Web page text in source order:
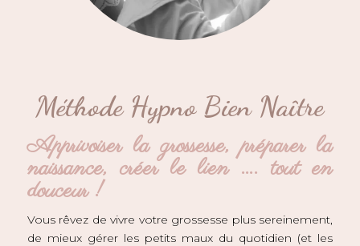
Méthode Hypno Bien Naître
Apprivoiser la grossesse, préparer la
naissance, créer le lien …. tout en
douceur !
Vous rêvez de vivre votre grossesse plus sereinement,
de mieux gérer les petits maux du quotidien (et les